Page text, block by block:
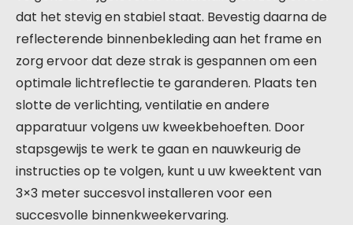
dat het stevig en stabiel staat. Bevestig daarna de
reflecterende binnenbekleding aan het frame en
zorg ervoor dat deze strak is gespannen om een
optimale lichtreflectie te garanderen. Plaats ten
slotte de verlichting, ventilatie en andere
apparatuur volgens uw kweekbehoeften. Door
stapsgewijs te werk te gaan en nauwkeurig de
instructies op te volgen, kunt u uw kweektent van
3×3 meter succesvol installeren voor een
succesvolle binnenkweekervaring.